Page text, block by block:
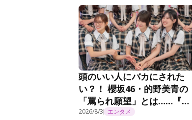
頭のいい人にバカにされた
い？！ 櫻坂46・的野美青の
「罵られ願望」とは……『そ
こ曲がったら、櫻坂？』第
2026/8/3 エンタメ